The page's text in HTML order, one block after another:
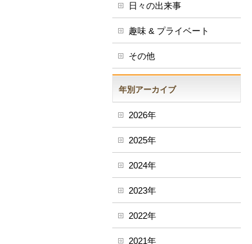
日々の出来事
趣味 & プライベート
その他
年別アーカイブ
2026年
2025年
2024年
2023年
2022年
2021年